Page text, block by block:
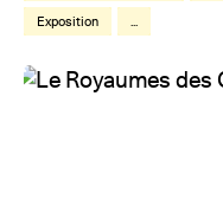
Exposition
...